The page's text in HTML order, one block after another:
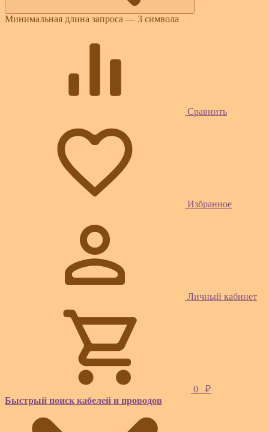
Минимальная длина запроса — 3 символа
Сравнить
Избранное
Личный кабинет
0
₽
Быстрый поиск кабелей и проводов